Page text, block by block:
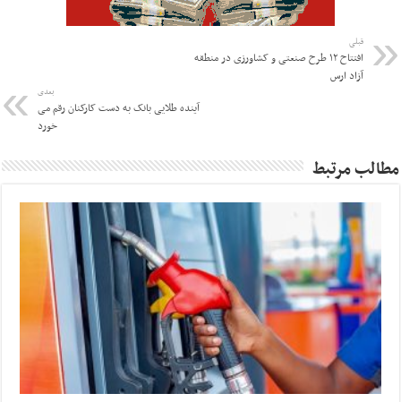
قبلی
افتتاح ۱۲ طرح صنعتی و کشاورزی در منطقه
آزاد ارس
بعدی
آینده طلایی بانک به دست کارکنان رقم می
خورد
مطالب مرتبط